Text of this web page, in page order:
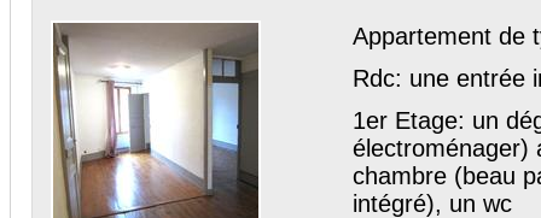
Appartement de
Rdc: une entrée
1er Etage: un
électroménager)
chambre (beau
intégré), un wc